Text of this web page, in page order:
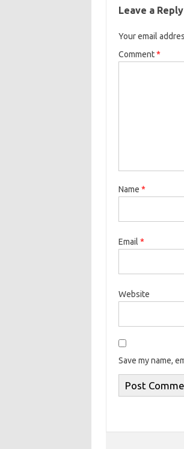
Leave a Reply
Your email
Comment*
Name *
Email *
Website
Save my name,